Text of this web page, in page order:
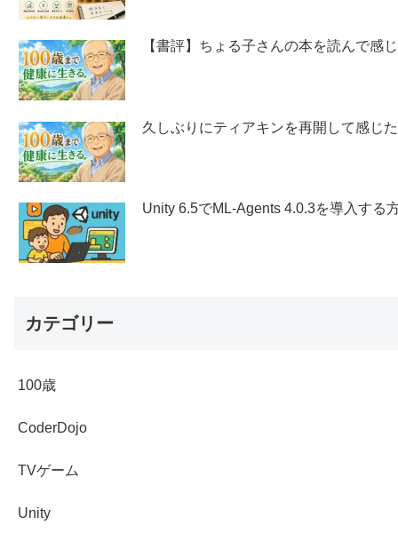
【書評】ちょる子さんの本を読んで感
久しぶりにティアキンを再開して感じ
Unity 6.5でML-Agents 4.0.3を導入する
カテゴリー
100歳
CoderDojo
TVゲーム
Unity